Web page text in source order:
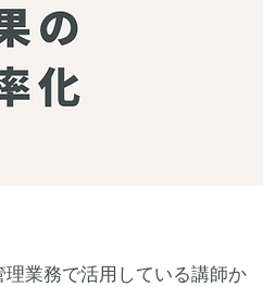
業務で活用している講師か